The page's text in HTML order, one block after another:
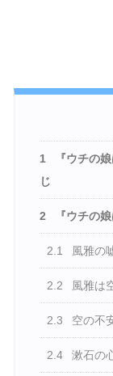
1
『ウチの
じ
2 『ウチの
2.1 風雅の
2.2 風雅は
2.3 空の不
2.4 漱石の